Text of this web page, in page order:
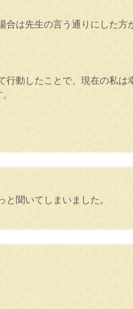
は先生の言う通りにした方
動したことで、現在の私は
聞いてしまいました。